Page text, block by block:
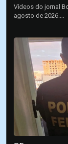
Vídeos do jornal
agosto de 2026....